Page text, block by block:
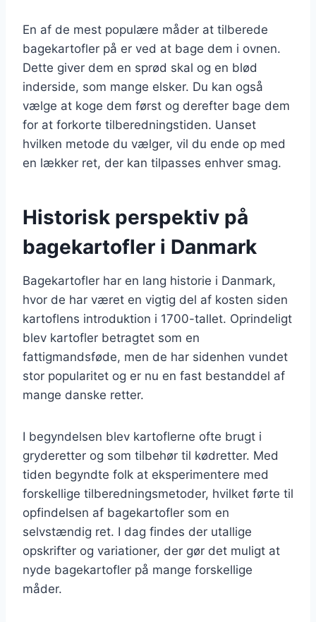
En af de mest populære måder at tilberede
bagekartofler på er ved at bage dem i ovnen.
Dette giver dem en sprød skal og en blød
inderside, som mange elsker. Du kan også
vælge at koge dem først og derefter bage dem
for at forkorte tilberedningstiden. Uanset
hvilken metode du vælger, vil du ende op med
en lækker ret, der kan tilpasses enhver smag.
Historisk perspektiv på
bagekartofler i Danmark
Bagekartofler har en lang historie i Danmark,
hvor de har været en vigtig del af kosten siden
kartoflens introduktion i 1700-tallet. Oprindeligt
blev kartofler betragtet som en
fattigmandsføde, men de har sidenhen vundet
stor popularitet og er nu en fast bestanddel af
mange danske retter.
I begyndelsen blev kartoflerne ofte brugt i
gryderetter og som tilbehør til kødretter. Med
tiden begyndte folk at eksperimentere med
forskellige tilberedningsmetoder, hvilket førte til
opfindelsen af bagekartofler som en
selvstændig ret. I dag findes der utallige
opskrifter og variationer, der gør det muligt at
nyde bagekartofler på mange forskellige
måder.